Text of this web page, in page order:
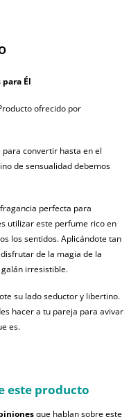
Él
ofrecido por
convertir hasta en el
de sensualidad debemos
perfecta para
utilizar este perfume rico en
los sentidos. Aplicándote tan
de la magia de la
irresistible.
su lado seductor y libertino.
hacer a tu pareja para avivar
es.
este producto
que hablan sobre este